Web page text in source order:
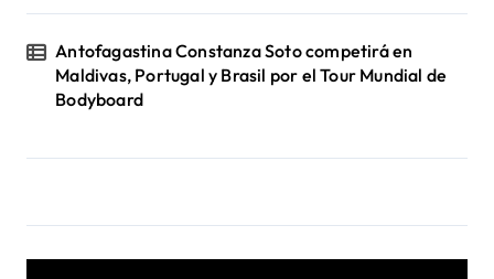
Antofagastina Constanza Soto competirá en
Maldivas, Portugal y Brasil por el Tour Mundial de
Bodyboard